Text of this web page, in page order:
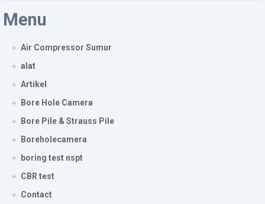
Menu
Air Compressor Sumur
alat
Artikel
Bore Hole Camera
Bore Pile & Strauss Pile
Boreholecamera
boring test nspt
CBR test
Contact